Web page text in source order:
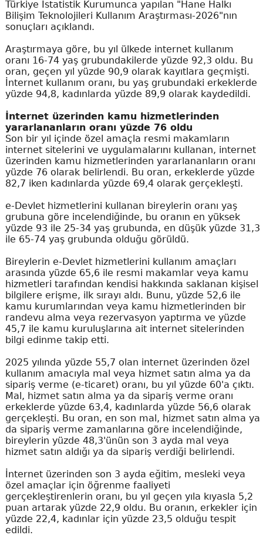
Türkiye İstatistik Kurumunca yapılan "Hane Halkı
Bilişim Teknolojileri Kullanım Araştırması-2026"nın
sonuçları açıklandı.
Araştırmaya göre, bu yıl ülkede internet kullanım
oranı 16-74 yaş grubundakilerde yüzde 92,3 oldu. Bu
oran, geçen yıl yüzde 90,9 olarak kayıtlara geçmişti.
İnternet kullanım oranı, bu yaş grubundaki erkeklerde
yüzde 94,8, kadınlarda yüzde 89,9 olarak kaydedildi.
İnternet üzerinden kamu hizmetlerinden
yararlananların oranı yüzde 76 oldu
Son bir yıl içinde özel amaçla resmi makamların
internet sitelerini ve uygulamalarını kullanan, internet
üzerinden kamu hizmetlerinden yararlananların oranı
yüzde 76 olarak belirlendi. Bu oran, erkeklerde yüzde
82,7 iken kadınlarda yüzde 69,4 olarak gerçekleşti.
e-Devlet hizmetlerini kullanan bireylerin oranı yaş
grubuna göre incelendiğinde, bu oranın en yüksek
yüzde 93 ile 25-34 yaş grubunda, en düşük yüzde 31,3
ile 65-74 yaş grubunda olduğu görüldü.
Bireylerin e-Devlet hizmetlerini kullanım amaçları
arasında yüzde 65,6 ile resmi makamlar veya kamu
hizmetleri tarafından kendisi hakkında saklanan kişisel
bilgilere erişme, ilk sırayı aldı. Bunu, yüzde 52,6 ile
kamu kurumlarından veya kamu hizmetlerinden bir
randevu alma veya rezervasyon yaptırma ve yüzde
45,7 ile kamu kuruluşlarına ait internet sitelerinden
bilgi edinme takip etti.
2025 yılında yüzde 55,7 olan internet üzerinden özel
kullanım amacıyla mal veya hizmet satın alma ya da
sipariş verme (e-ticaret) oranı, bu yıl yüzde 60'a çıktı.
Mal, hizmet satın alma ya da sipariş verme oranı
erkeklerde yüzde 63,4, kadınlarda yüzde 56,6 olarak
gerçekleşti. Bu oran, en son mal, hizmet satın alma ya
da sipariş verme zamanlarına göre incelendiğinde,
bireylerin yüzde 48,3'ünün son 3 ayda mal veya
hizmet satın aldığı ya da sipariş verdiği belirlendi.
İnternet üzerinden son 3 ayda eğitim, mesleki veya
özel amaçlar için öğrenme faaliyeti
gerçekleştirenlerin oranı, bu yıl geçen yıla kıyasla 5,2
puan artarak yüzde 22,9 oldu. Bu oranın, erkekler için
yüzde 22,4, kadınlar için yüzde 23,5 olduğu tespit
edildi.